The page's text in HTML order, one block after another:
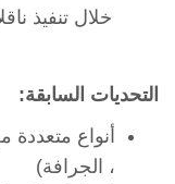
السابقة:
أنواع متعددة من
، الجرافة)